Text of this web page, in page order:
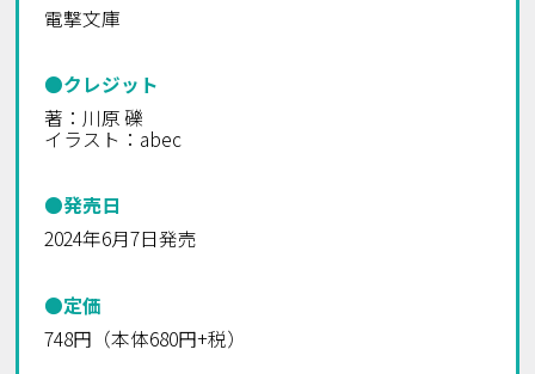
電撃文庫
●クレジット
著：川原 礫
イラスト：abec
●発売日
2024年6月7日発売
●定価
748円（本体680円+税）